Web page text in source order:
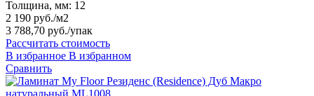
Толщина, мм: 12
2 190 руб./м2
3 788,70 руб./упак
Рассчитать стоимость
В избранное В избранном
Сравнить